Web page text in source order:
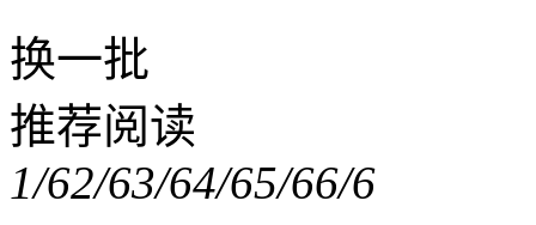
换一批
推荐阅读
1/62/63/64/65/66/6